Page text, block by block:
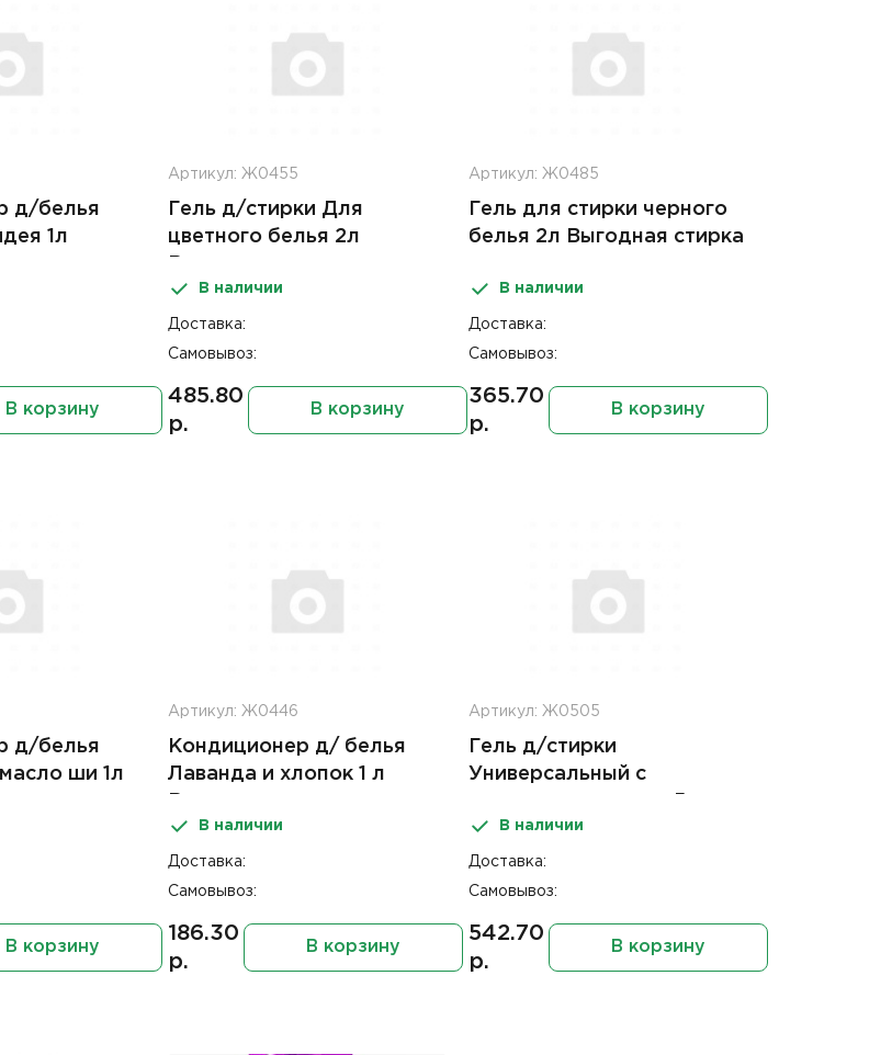
д/белья
1л
В корзину
Артикул: Ж0455
Гель д/стирки Для
цветного белья 2л
В наличии
Доставка:
Самовывоз:
485.80
р.
В корзину
Артикул: Ж0485
Гель для стирки черного
белья 2л Выгодная стирка
В наличии
Доставка:
Самовывоз:
365.70
р.
В корзину
д/белья
ши 1л
В корзину
Артикул: Ж0446
Кондиционер д/ белья
Лаванда и хлопок 1 л
В наличии
Доставка:
Самовывоз:
186.30
р.
В корзину
Артикул: Ж0505
Гель д/стирки
Универсальный с
Vishera ПНД
В наличии
Доставка:
Самовывоз:
542.70
р.
В корзину